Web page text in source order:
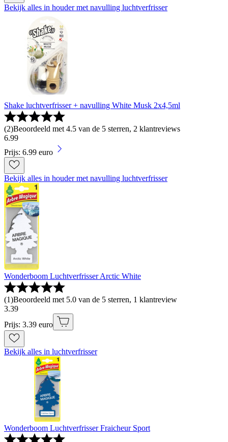
Bekijk alles in houder met navulling luchtverfrisser
Shake luchtverfrisser + navulling White Musk 2x4,5ml
(2)Beoordeeld met 4.5 van de 5 sterren, 2 klantreviews
6.99
Prijs: 6.99 euro
Bekijk alles in houder met navulling luchtverfrisser
Wonderboom Luchtverfrisser Arctic White
(1)Beoordeeld met 5.0 van de 5 sterren, 1 klantreview
3.39
Prijs: 3.39 euro
Bekijk alles in luchtverfrisser
Wonderboom Luchtverfrisser Fraicheur Sport